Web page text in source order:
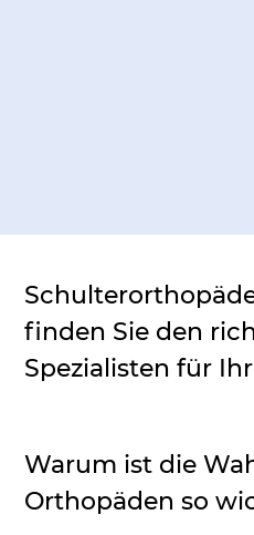
finden Sie den
Spezialisten für
Warum ist die
Orthopäden so